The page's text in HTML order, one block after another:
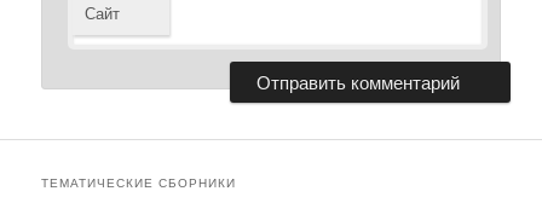
Сайт
ТЕМАТИЧЕСКИЕ СБОРНИКИ